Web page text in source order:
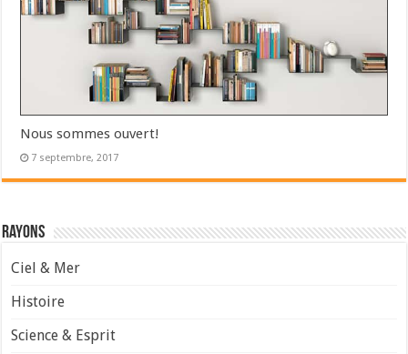
Nous sommes ouvert!
7 septembre, 2017
Rayons
Ciel & Mer
Histoire
Science & Esprit